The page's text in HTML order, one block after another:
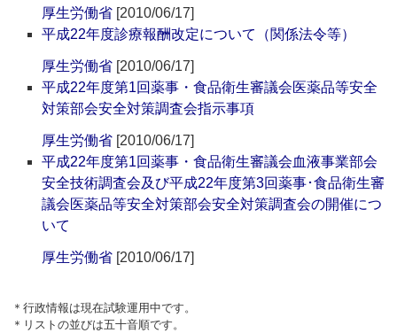
厚生労働省 [2010/06/17]
平成22年度診療報酬改定について（関係法令等）
厚生労働省 [2010/06/17]
平成22年度第1回薬事・食品衛生審議会医薬品等安全
対策部会安全対策調査会指示事項
厚生労働省 [2010/06/17]
平成22年度第1回薬事・食品衛生審議会血液事業部会
安全技術調査会及び平成22年度第3回薬事･食品衛生審
議会医薬品等安全対策部会安全対策調査会の開催につ
いて
厚生労働省 [2010/06/17]
＊行政情報は現在試験運用中です。
＊リストの並びは五十音順です。